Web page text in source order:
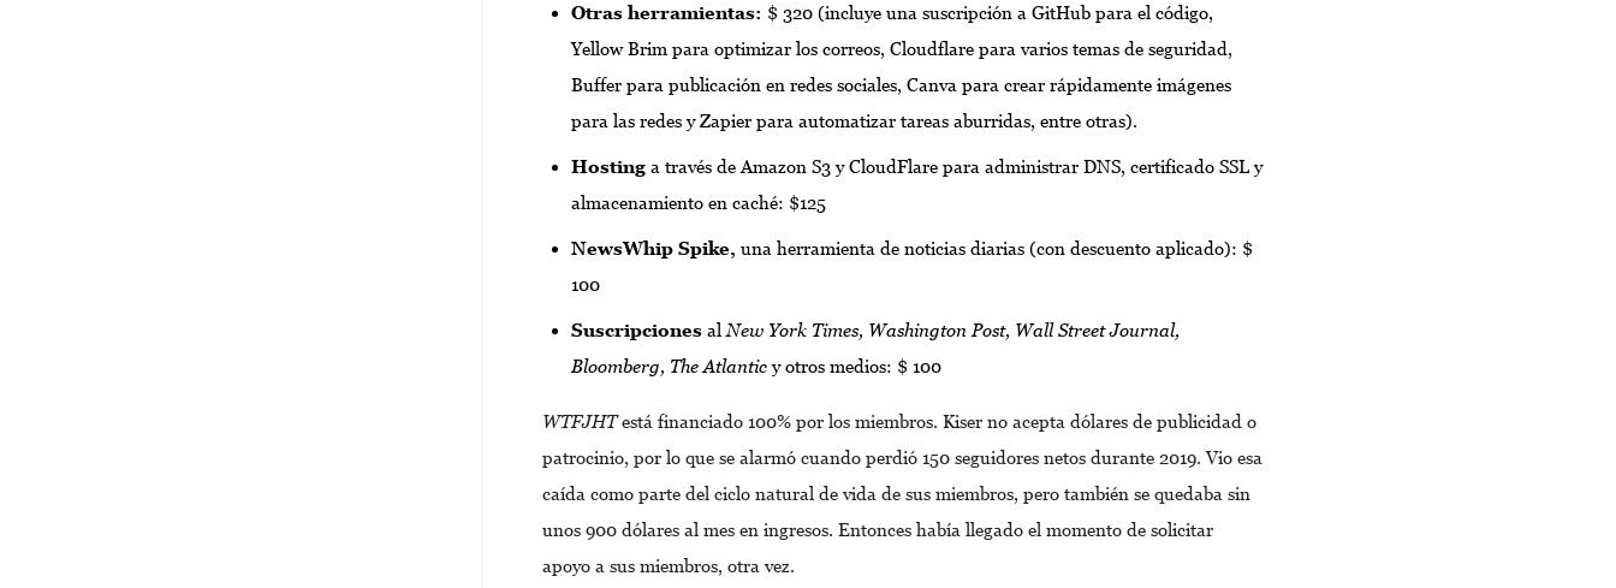
Otras herramientas: $ 320 (incluye una suscripción a GitHub para el código,
Yellow Brim para optimizar los correos, Cloudflare para varios temas de seguridad,
Buffer para publicación en redes sociales, Canva para crear rápidamente imágenes
para las redes y Zapier para automatizar tareas aburridas, entre otras).
Hosting a través de Amazon S3 y CloudFlare para administrar DNS, certificado SSL y
almacenamiento en caché: $125
NewsWhip Spike, una herramienta de noticias diarias (con descuento aplicado): $
100
Suscripciones al New York Times, Washington Post, Wall Street Journal,
Bloomberg, The Atlanticy otros medios: $ 100
WTFJHTestá financiado 100% por los miembros. Kiser no acepta dólares de publicidad o
patrocinio, por lo que se alarmó cuando perdió 150 seguidores netos durante 2019. Vio esa
caída como parte del ciclo natural de vida de sus miembros, pero también se quedaba sin
unos 900 dólares al mes en ingresos. Entonces había llegado el momento de solicitar
apoyo a sus miembros, otra vez.